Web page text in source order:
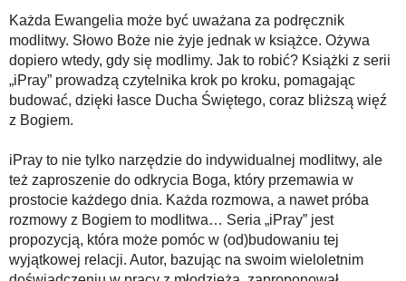
Każda Ewangelia może być uważana za podręcznik
modlitwy. Słowo Boże nie żyje jednak w książce. Ożywa
dopiero wtedy, gdy się modlimy. Jak to robić? Książki z serii
„iPray” prowadzą czytelnika krok po kroku, pomagając
budować, dzięki łasce Ducha Świętego, coraz bliższą więź
z Bogiem.
iPray to nie tylko narzędzie do indywidualnej modlitwy, ale
też zaproszenie do odkrycia Boga, który przemawia w
prostocie każdego dnia. Każda rozmowa, a nawet próba
rozmowy z Bogiem to modlitwa… Seria „iPray” jest
propozycją, która może pomóc w (od)budowaniu tej
wyjątkowej relacji. Autor, bazując na swoim wieloletnim